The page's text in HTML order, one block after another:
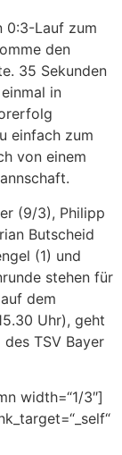
0:3-Lauf zum
den
35 Sekunden
in
einfach zum
von einem
(9/3), Philipp
Butscheid
(1) und
stehen für
dem
Uhr), geht
TSV Bayer
width=“1/3″]